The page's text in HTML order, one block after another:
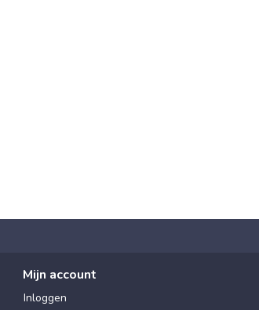
Mijn account
Inloggen